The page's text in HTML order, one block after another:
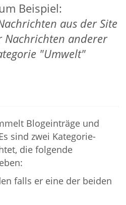
Beispiel:
aus der Site
anderer
"Umwelt"
Blogeinträge und
sind zwei Kategorie-
die folgende
falls er eine der beiden